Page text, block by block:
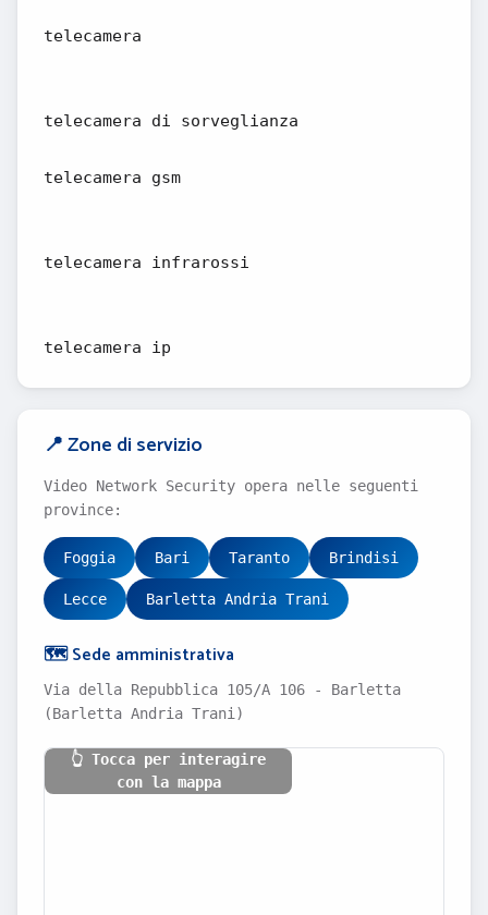
telecamera
telecamera di sorveglianza
telecamera gsm
telecamera infrarossi
telecamera ip
📍 Zone di servizio
Video Network Security opera nelle seguenti
province:
Foggia Bari Taranto Brindisi
Lecce Barletta Andria Trani
🗺️ Sede amministrativa
Via della Repubblica 105/A 106 - Barletta
(Barletta Andria Trani)
👆 Tocca per interagire
con la mappa